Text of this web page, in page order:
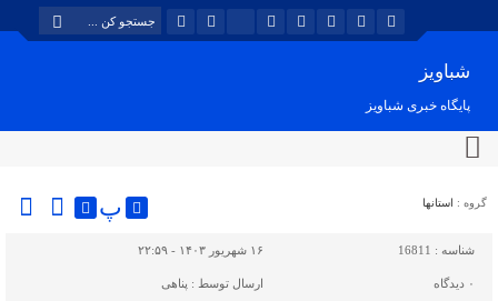
شباویز
پایگاه خبری شباویز
گروه : استانها پ
شناسه : 16811 ۱۶ شهریور ۱۴۰۳ - ۲۲:۵۹
۰ دیدگاه ارسال توسط : پناهی